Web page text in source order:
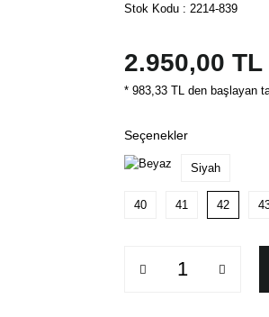
Stok Kodu : 2214-839
2.950,00 TL
* 983,33 TL den başlayan
Seçenekler
Siyah
40 41 42